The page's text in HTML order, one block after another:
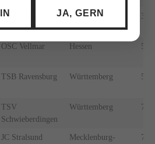
TSV Altenfurt Bayern 3.
OSC Vellmar Hessen 5.
TSB Ravensburg Württemberg 5.
TSV
Schwieberdingen
Württemberg 7.
JC Stralsund
Mecklenburg-
7.
JA, GERN